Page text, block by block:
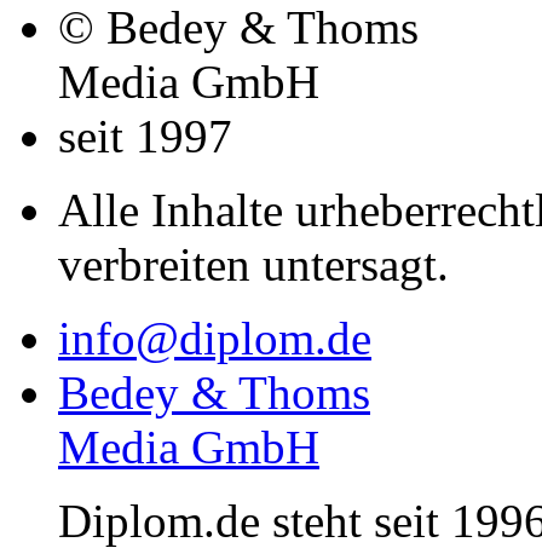
Copyright
© Bedey & Thoms
Media GmbH
seit 1997
Alle Inhalte
verbreiten untersagt.
info@diplom.de
Bedey & Thoms
Media GmbH